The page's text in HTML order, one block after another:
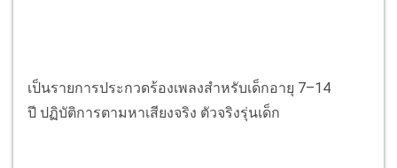
เป็นรายการประกวดร้องเพลงสำหรับเด็กอายุ 7–14
ปี ปฏิบัติการตามหาเสียงจริง ตัวจริงรุ่นเด็ก